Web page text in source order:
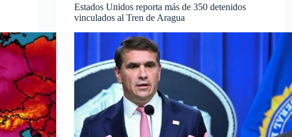
Estados Unidos reporta más de 350 detenidos
vinculados al Tren de Aragua